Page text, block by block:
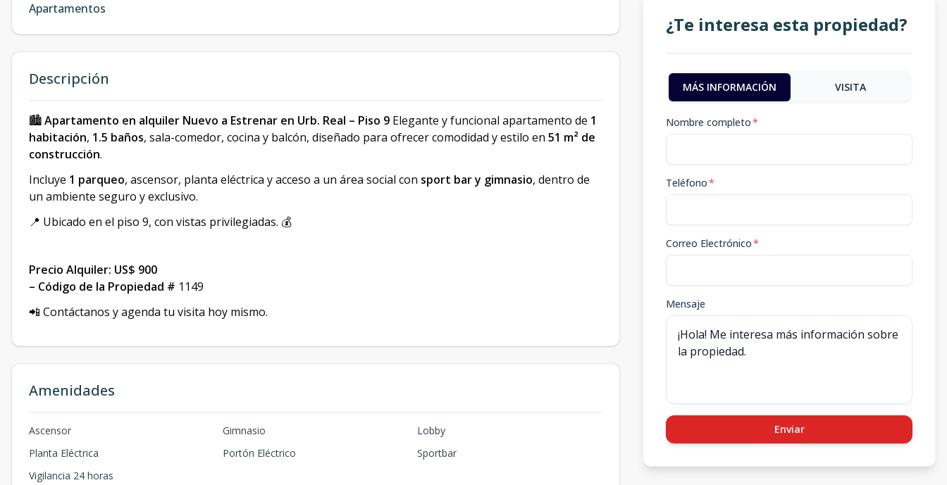
Apartamentos
Descripción
🏙️Apartamento en alquiler Nuevo a Estrenar en Urb. Real – Piso 9 Elegante y funcional apartamento de 1
habitación, 1.5 baños, sala-comedor, cocina y balcón, diseñado para ofrecer comodidad y estilo en 51 m² de
construcción.
Incluye 1 parqueo, ascensor, planta eléctrica y acceso a un área social con sport bar y gimnasio, dentro de
un ambiente seguro y exclusivo.
📍 Ubicado en el piso 9, con vistas privilegiadas. 💰
Precio Alquiler: US$ 900
– Código de la Propiedad # 1149
📲 Contáctanos y agenda tu visita hoy mismo.
Amenidades
Ascensor Gimnasio
Lobby
Planta Eléctrica
Portón Eléctrico
Sportbar
Vigilancia 24 horas
¿Te interesa esta propiedad?
MÁS INFORMACIÓN VISITA
Nombre completo*
Teléfono*
Correo Electrónico*
Mensaje
Enviar